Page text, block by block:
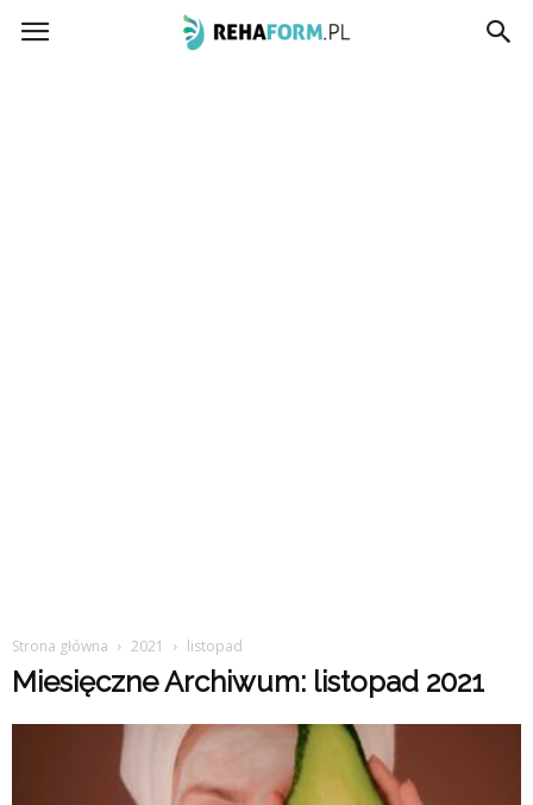
www.rehaform.pl
Strona główna 2021 listopad
Miesięczne Archiwum: listopad 2021